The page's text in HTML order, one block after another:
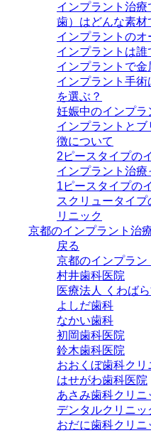
インプラント治
歯）はどんな素材
インプラントのオ
インプラントは誰
インプラントで金
インプラント手
を選ぶ？
妊娠中のインプラ
インプラントと
徴について
2ピースタイプの
インプラント治療
1ピースタイプの
スクリュータイ
リニック
京都のインプラント治
戻る
京都のインプラ
村井歯科医院
医療法人 くわば
よしだ歯科
なかい歯科
初岡歯科医院
鈴木歯科医院
おおくぼ歯科クリ
はせがわ歯科医院
あさみ歯科クリニ
デンタルクリニ
おだに歯科クリニ